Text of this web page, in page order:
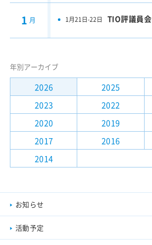
解説記事
TMTについて講演される方へ
一般向け
年別アーカイブ
2026 2025
2023
2022
2020
2019
2017
2016
2014
1 月 1月21日-22日 TIO評議員会
お知らせ
活動予定